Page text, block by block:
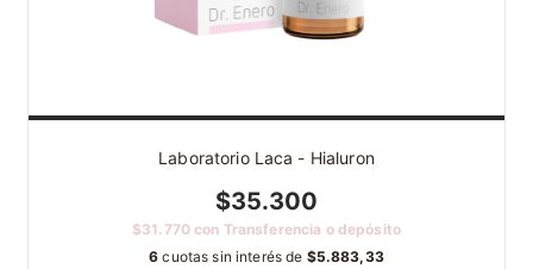
Laboratorio Laca - Hialuron
$35.300
$31.770con Transferencia o depósito
6 cuotas sin interés de $5.883,33